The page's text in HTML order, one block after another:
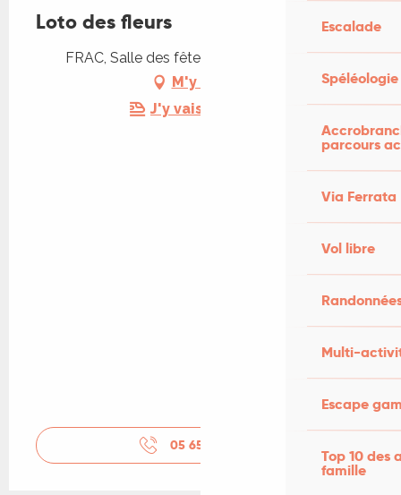
Escalade
Spéléologie
parcours
Via Ferrata
Vol libre
Multi-
Escape
Top 10 des
famille
Loto des fleurs
FRAC, Salle des fêtes, 46140 Cambayrac
M'y rendre
J'y vais en train !
05 65 36 95